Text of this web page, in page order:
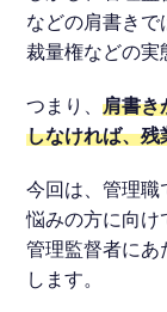
労働問題全般
などの肩書きで
裁量権などの実
つまり、肩書き
しなければ、残
今回は、管理職
悩みの方に向け
管理監督者にあ
します。